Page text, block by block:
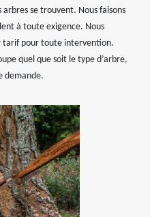
se trouvent. Nous faisons
à toute exigence. Nous
tarif pour toute intervention.
quel que soit le type d’arbre,
demande.